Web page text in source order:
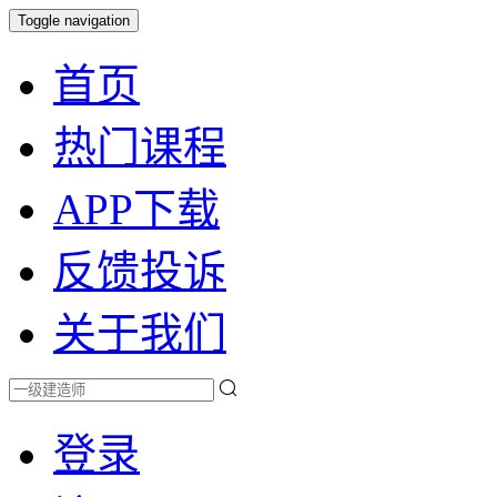
Toggle navigation
首页
热门课程
APP下载
反馈投诉
关于我们
登录